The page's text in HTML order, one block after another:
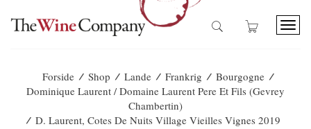
T
Forside / Shop / Lande / Frankrig / Bourgogne /
Dominique Laurent / Domaine Laurent Pere Et Fils (Gevrey
Chambertin)
/ D. Laurent, Cotes De Nuits Village Vieilles Vignes 2019